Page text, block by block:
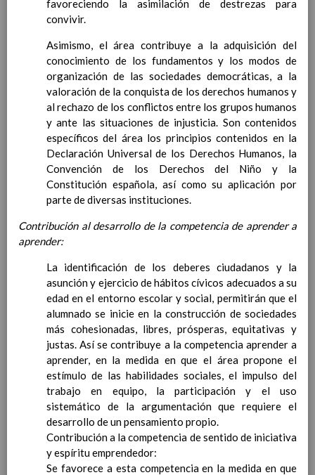
ProgramaciÃ³n y relaciÃ³n de los
EvaluaciÃ³n 15 noviembre 2019
InterrelaciÃ³n familiar-centro
educativo
AtenciÃ³n a la diversidad
15 noviembre
2019
Proyecto curricular de ReligiÃ³n
CatÃ³lica en Segundo Ciclo de Infantil
ConcreciÃ³n curricular para la
etapa
15 noviembre 2019
Ãrea III: Lenguajes:
comunicaciÃ³n y
representaciÃ³n
15 noviembre 2019
Ãrea II: Conocimiento del
Ãrea I: Conocimiento de sÃ­
mismo y autonomÃ­a
personal
15 noviembre 2019
MetodologÃ­a 15 noviembre 2019
Recursos 15 noviembre 2019
EducaciÃ³n Primaria
CoordinaciÃ³n y concreciÃ³n curricular
Objetivos de la etapa
Ãrea de Lengua Castellana y
Literatura
Objetivos del Ã¡rea
ContribuciÃ³n del Ã¡rea a
ConcreciÃ³n curricular
favoreciendo la asimilación de destrezas para
convivir.
Asimismo, el área contribuye a la adquisición del
conocimiento de los fundamentos y los modos de
organización de las sociedades democráticas, a la
valoración de la conquista de los derechos humanos y
al rechazo de los conflictos entre los grupos humanos
y ante las situaciones de injusticia. Son contenidos
específicos del área los principios contenidos en la
Declaración Universal de los Derechos Humanos, la
Convención de los Derechos del Niño y la
Constitución española, así como su aplicación por
parte de diversas instituciones.
Contribución al desarrollo de la competencia de aprender a
aprender:
La identificación de los deberes ciudadanos y la
asunción y ejercicio de hábitos cívicos adecuados a su
edad en el entorno escolar y social, permitirán que el
alumnado se inicie en la construcción de sociedades
más cohesionadas, libres, prósperas, equitativas y
justas. Así se contribuye a la competencia aprender a
aprender, en la medida en que el área propone el
estímulo de las habilidades sociales, el impulso del
trabajo en equipo, la participación y el uso
sistemático de la argumentación que requiere el
desarrollo de un pensamiento propio.
Contribución a la competencia de sentido de iniciativa
y espíritu emprendedor:
Se favorece a esta competencia en la medida en que